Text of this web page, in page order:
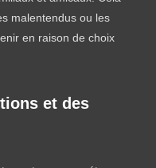
malentendus ou les
en raison de choix
et des